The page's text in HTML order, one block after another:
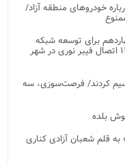
خودروهای منطقه آزاد/
دولت چهاردهم برای توسعه شبکه
تلفن همراه و فیبر نوری در آمل/ برقراری ۱۴۷۰ اتصال فیبر نوری در شهر
کردند/ فرصت‌سوزی، سه
بلده
به قلم شعبان آزادی کناری